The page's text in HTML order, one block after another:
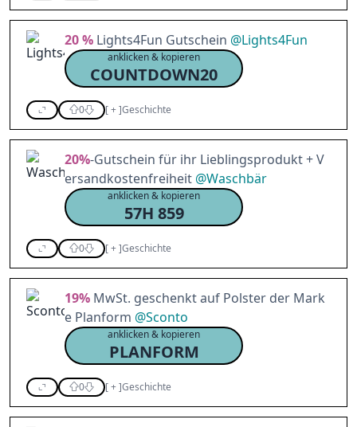
20 % Lights4Fun Gutschein @Lights4Fun
anklicken & kopieren
COUNTDOWN20
0 [+]Geschichte
20%-Gutschein für ihr Lieblingsprodukt + V
ersandkostenfreiheit @Waschbär
anklicken & kopieren
57H 859
0 [+]Geschichte
19% MwSt. geschenkt auf Polster der Mark
e Planform @Sconto
anklicken & kopieren
PLANFORM
0 [+]Geschichte